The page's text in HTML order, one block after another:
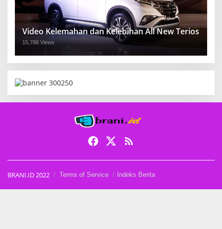
Video Kelemahan dan Kelebihan All New Terios
15,788 Views
BRANI.ID 2022 Terms of Service Indeks Berita